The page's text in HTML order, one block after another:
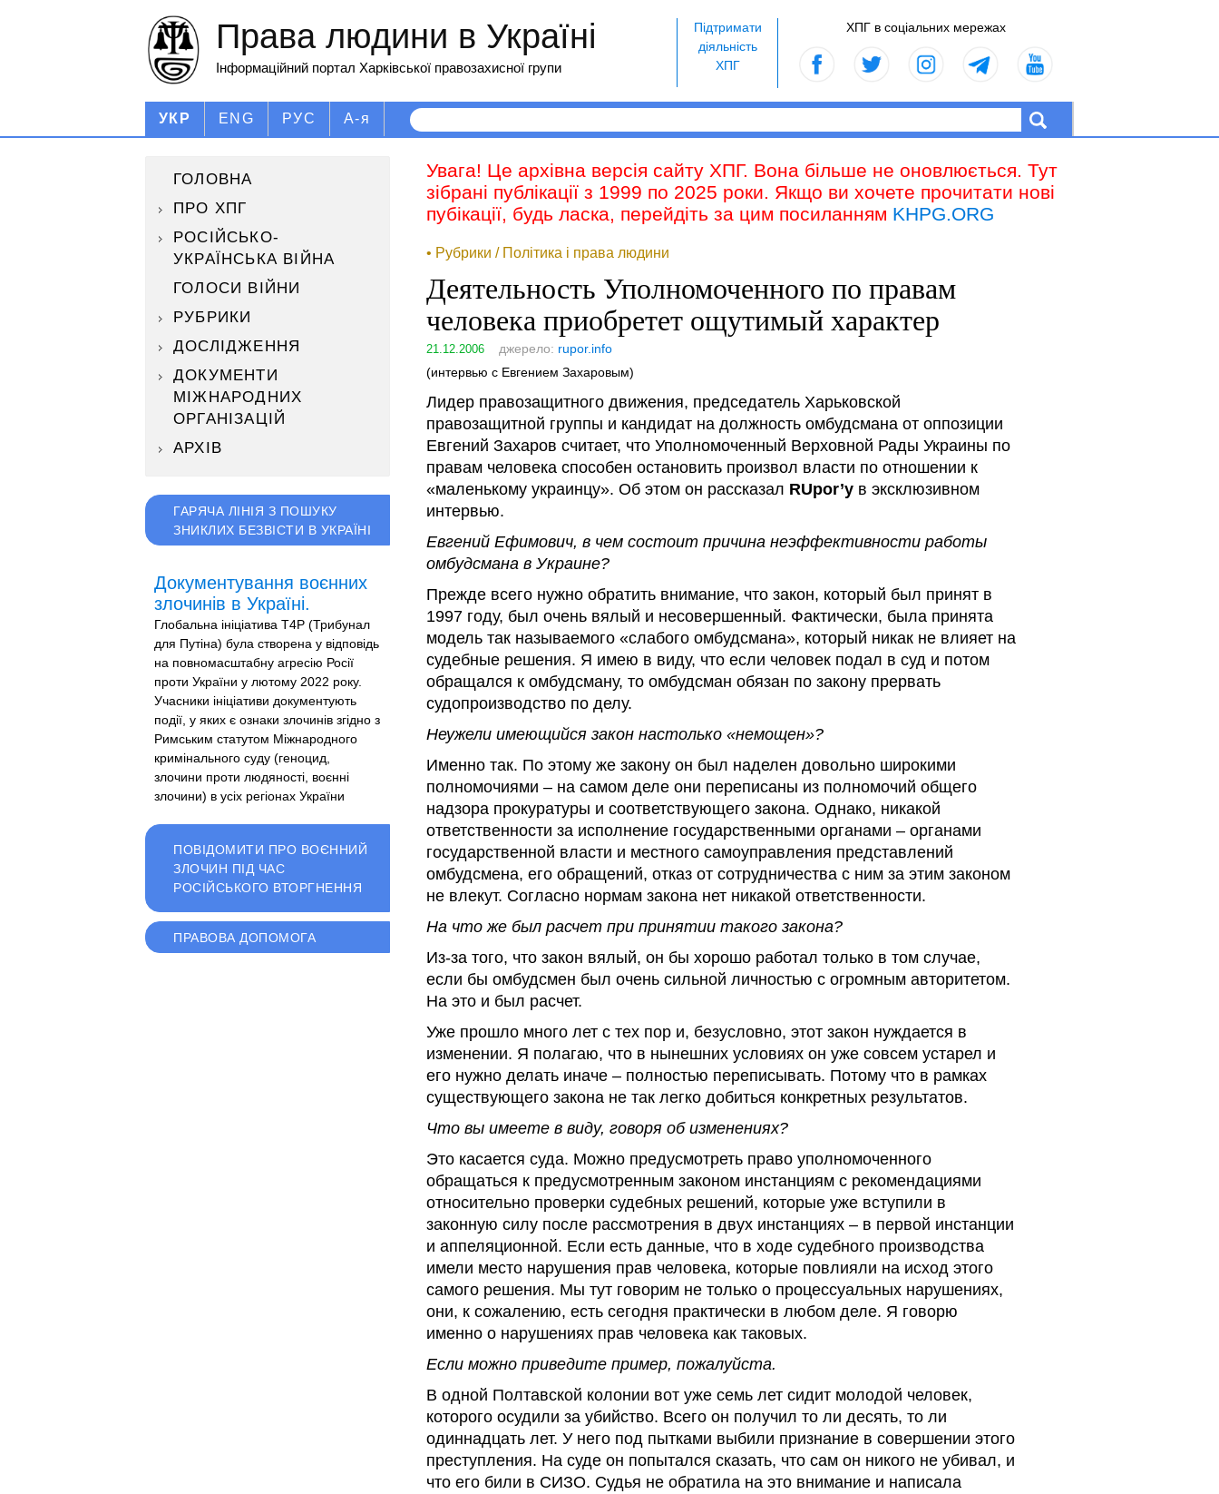
ХПГ в соціальних мережах
Підтримати
діяльність
ХПГ
Права людини в Україні
Інформаційний портал Харківської правозахисної групи
УКР ENG РУС А-я
ГОЛОВНА
ПРО ХПГ
РОСІЙСЬКО-
УКРАЇНСЬКА ВІЙНА
ГОЛОСИ ВІЙНИ
РУБРИКИ
ДОСЛІДЖЕННЯ
ДОКУМЕНТИ
МІЖНАРОДНИХ
ОРГАНІЗАЦІЙ
АРХІВ
ГАРЯЧА ЛІНІЯ З ПОШУКУ
ЗНИКЛИХ БЕЗВІСТИ В УКРАЇНІ
Документування воєнних
злочинів в Україні.
Глобальна ініціатива T4P (Трибунал
для Путіна) була створена у відповідь
на повномасштабну агресію Росії
проти України у лютому 2022 року.
Учасники ініціативи документують
події, у яких є ознаки злочинів згідно з
Римським статутом Міжнародного
кримінального суду (геноцид,
злочини проти людяності, воєнні
злочини) в усіх регіонах України
ПОВІДОМИТИ ПРО ВОЄННИЙ
ЗЛОЧИН ПІД ЧАС
РОСІЙСЬКОГО ВТОРГНЕННЯ
ПРАВОВА ДОПОМОГА
Увага! Це архівна версія сайту ХПГ. Вона більше не оновлюється. Тут
зібрані публікації з 1999 по 2025 роки. Якщо ви хочете прочитати нові
пубікації, будь ласка, перейдіть за цим посиланням KHPG.ORG
• Рубрики / Політика і права людини
Деятельность Уполномоченного по правам
человека приобретет ощутимый характер
21.12.2006 джерело: rupor.info
(интервью с Евгением Захаровым)
Лидер правозащитного движения, председатель Харьковской
правозащитной группы и кандидат на должность омбудсмана от оппозиции
Евгений Захаров считает, что Уполномоченный Верховной Рады Украины по
правам человека способен остановить произвол власти по отношении к
«маленькому украинцу». Об этом он рассказал RUpor’y в эксклюзивном
интервью.
Евгений Ефимович, в чем состоит причина неэффективности работы
омбудсмана в Украине?
Прежде всего нужно обратить внимание, что закон, который был принят в
1997 году, был очень вялый и несовершенный. Фактически, была принята
модель так называемого «слабого омбудсмана», который никак не влияет на
судебные решения. Я имею в виду, что если человек подал в суд и потом
обращался к омбудсману, то омбудсман обязан по закону прервать
судопроизводство по делу.
Неужели имеющийся закон настолько «немощен»?
Именно так. По этому же закону он был наделен довольно широкими
полномочиями – на самом деле они переписаны из полномочий общего
надзора прокуратуры и соответствующего закона. Однако, никакой
ответственности за исполнение государственными органами – органами
государственной власти и местного самоуправления представлений
омбудсмена, его обращений, отказ от сотрудничества с ним за этим законом
не влекут. Согласно нормам закона нет никакой ответственности.
На что же был расчет при принятии такого закона?
Из-за того, что закон вялый, он бы хорошо работал только в том случае,
если бы омбудсмен был очень сильной личностью с огромным авторитетом.
На это и был расчет.
Уже прошло много лет с тех пор и, безусловно, этот закон нуждается в
изменении. Я полагаю, что в нынешних условиях он уже совсем устарел и
его нужно делать иначе – полностью переписывать. Потому что в рамках
существующего закона не так легко добиться конкретных результатов.
Что вы имеете в виду, говоря об изменениях?
Это касается суда. Можно предусмотреть право уполномоченного
обращаться к предусмотренным законом инстанциям с рекомендациями
относительно проверки судебных решений, которые уже вступили в
законную силу после рассмотрения в двух инстанциях – в первой инстанции
и аппеляционной. Если есть данные, что в ходе судебного производства
имели место нарушения прав человека, которые повлияли на исход этого
самого решения. Мы тут говорим не только о процессуальных нарушениях,
они, к сожалению, есть сегодня практически в любом деле. Я говорю
именно о нарушениях прав человека как таковых.
Если можно приведите пример, пожалуйста.
В одной Полтавской колонии вот уже семь лет сидит молодой человек,
которого осудили за убийство. Всего он получил то ли десять, то ли
одиннадцать лет. У него под пытками выбили признание в совершении этого
преступления. На суде он попытался сказать, что сам он никого не убивал, и
что его били в СИЗО. Судья не обратила на это внимание и написала